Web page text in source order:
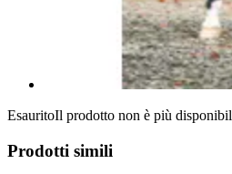
EsauritoIl prodotto non è più
Prodotti simili